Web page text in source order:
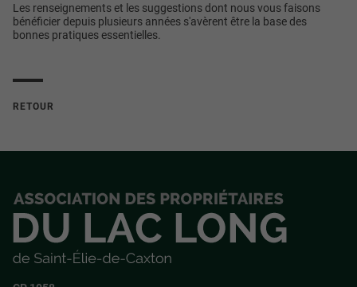
Les renseignements et les suggestions dont nous vous faisons
bénéficier depuis plusieurs années s'avèrent être la base des
bonnes pratiques essentielles.
RETOUR